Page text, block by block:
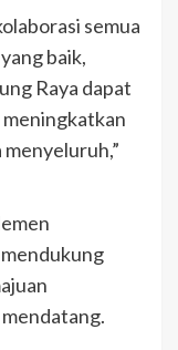
semua
baik,
Raya dapat
meningkatkan